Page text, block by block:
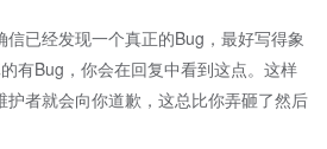
已经发现一个真正的Bug，最好写得象
有Bug，你会在回复中看到这点。这样
者就会向你道歉，这总比你弄砸了然后